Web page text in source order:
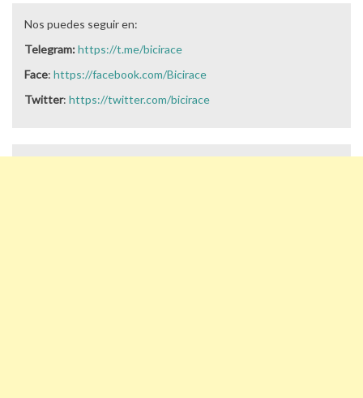
Nos puedes seguir en:
Telegram:https://t.me/bicirace
Face: https://facebook.com/Bicirace
Twitter: https://twitter.com/bicirace